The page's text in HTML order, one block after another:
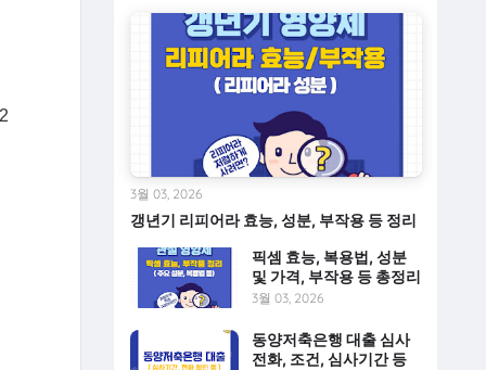
갱년기 리피어라 효능, 성분, 부작용 등 정리
3월 03, 2026
픽셈 효능, 복용법, 성분
및 가격, 부작용 등 총정리
3월 03, 2026
동양저축은행 대출 심사
전화, 조건, 심사기간 등